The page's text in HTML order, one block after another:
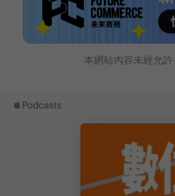
本網站內容未經允許